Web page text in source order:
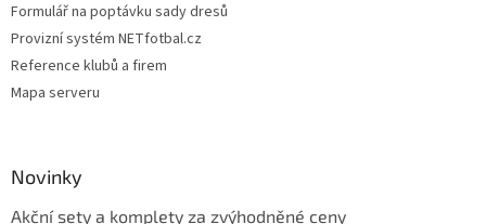
Formulář na poptávku sady dresů
Provizní systém NETfotbal.cz
Reference klubů a firem
Mapa serveru
Novinky
Akční sety a komplety za zvýhodněné ceny